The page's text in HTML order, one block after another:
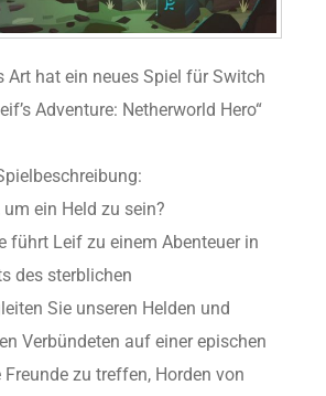
Art hat ein neues Spiel für Switch
Adventure: Netherworld Hero“
ein Held zu sein?
führt Leif zu einem Abenteuer in
des sterblichen
Sie unseren Helden und
Verbündeten auf einer epischen
Freunde zu treffen, Horden von